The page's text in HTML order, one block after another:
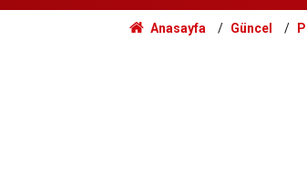
Yağışlar
Anasayfa Güncel